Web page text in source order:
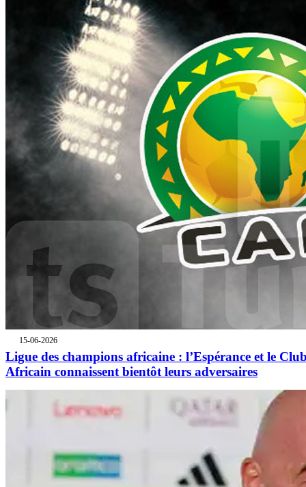
15-06-2026
Ligue des champions africaine : l’Espérance et le
Africain connaissent bientôt leurs adversaires